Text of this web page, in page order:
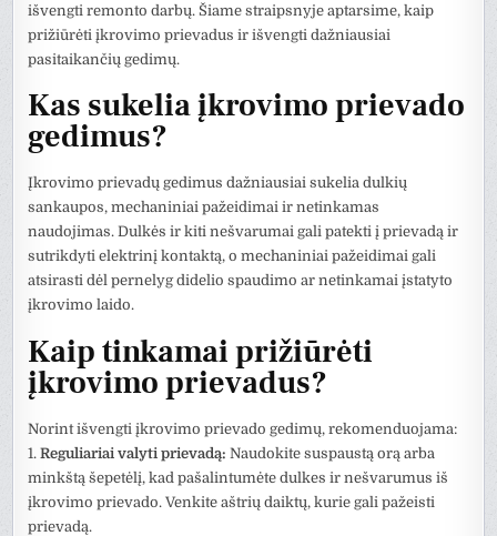
išvengti remonto darbų. Šiame straipsnyje aptarsime, kaip
prižiūrėti įkrovimo prievadus ir išvengti dažniausiai
pasitaikančių gedimų.
Kas sukelia įkrovimo prievado
gedimus?
Įkrovimo prievadų gedimus dažniausiai sukelia dulkių
sankaupos, mechaniniai pažeidimai ir netinkamas
naudojimas. Dulkės ir kiti nešvarumai gali patekti į prievadą ir
sutrikdyti elektrinį kontaktą, o mechaniniai pažeidimai gali
atsirasti dėl pernelyg didelio spaudimo ar netinkamai įstatyto
įkrovimo laido.
Kaip tinkamai prižiūrėti
įkrovimo prievadus?
Norint išvengti įkrovimo prievado gedimų, rekomenduojama:
1.Reguliariai valyti prievadą: Naudokite suspaustą orą arba
minkštą šepetėlį, kad pašalintumėte dulkes ir nešvarumus iš
įkrovimo prievado. Venkite aštrių daiktų, kurie gali pažeisti
prievadą.